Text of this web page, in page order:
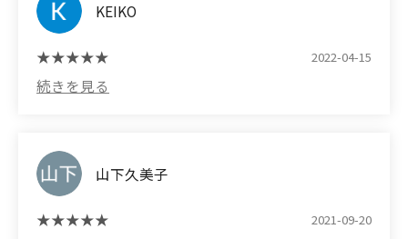
KEIKO
2022-04-15
山下久美子
2021-09-20